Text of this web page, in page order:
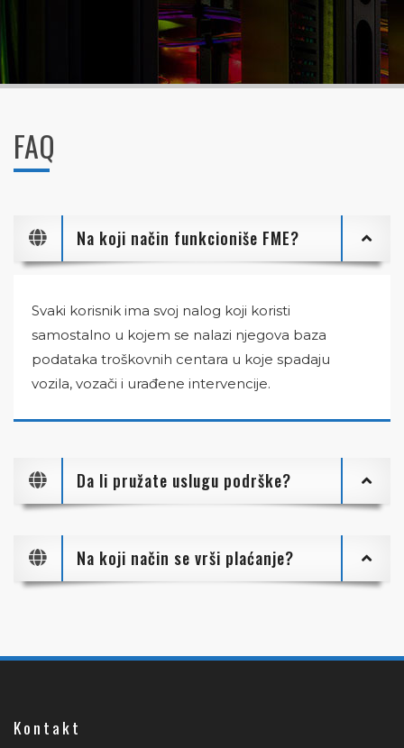
FAQ
Na koji način funkcioniše FME?
Svaki korisnik ima svoj nalog koji koristi
samostalno u kojem se nalazi njegova baza
podataka troškovnih centara u koje spadaju
vozila, vozači i urađene intervencije.
Da li pružate uslugu podrške?
Na koji način se vrši plaćanje?
Kontakt